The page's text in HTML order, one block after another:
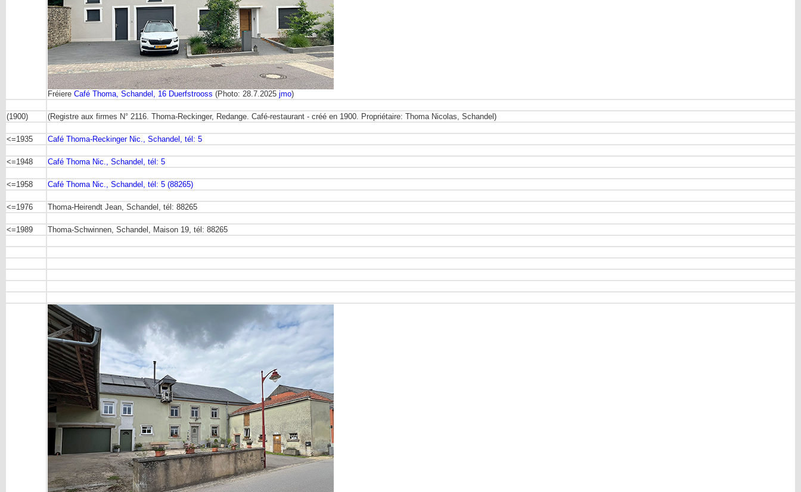
Fréiere Café Thoma, Schandel, 16 Duerfstrooss (Photo: 28.7.2025 jmo)
(1900) (Registre aux firmes N° 2116. Thoma-Reckinger, Redange. Café-restaurant - créé en 1900. Propriétaire: Thoma Nicolas, Schandel)
<=1935 Café Thoma-Reckinger Nic., Schandel, tél: 5
<=1948 Café Thoma Nic., Schandel, tél: 5
<=1958 Café Thoma Nic., Schandel, tél: 5 (88265)
<=1976 Thoma-Heirendt Jean, Schandel, tél: 88265
<=1989 Thoma-Schwinnen, Schandel, Maison 19, tél: 88265